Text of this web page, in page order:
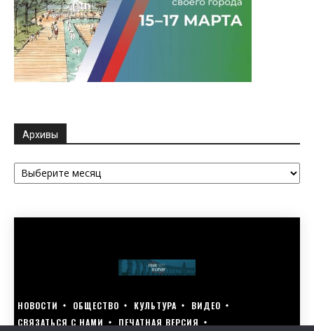
Архивы
Архивы
НОВОСТИ ОБЩЕСТВО КУЛЬТУРА
ВИДЕО
СВЯЗАТЬСЯ С НАМИ
ПЕЧАТНАЯ ВЕРСИЯ